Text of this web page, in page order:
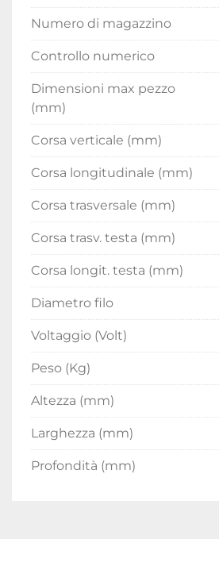
Numero di magazzino
Controllo numerico
Dimensioni max pezzo
(mm)
Corsa verticale (mm)
Corsa longitudinale (mm)
Corsa trasversale (mm)
Corsa trasv. testa (mm)
Corsa longit. testa (mm)
Diametro filo
Voltaggio (Volt)
Peso (Kg)
Altezza (mm)
Larghezza (mm)
Profondità (mm)